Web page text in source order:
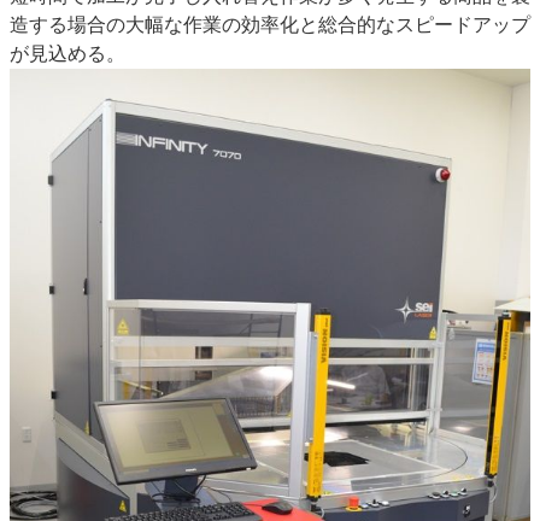
造する場合の大幅な作業の効率化と総合的なスピードアップ
が見込める。